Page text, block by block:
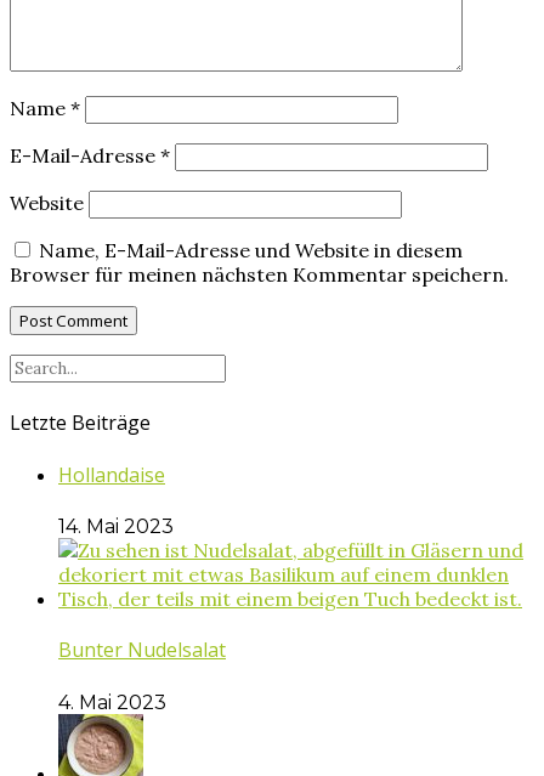
Name *
E-Mail-Adresse *
Website
Name, E-Mail-Adresse und Website in diesem
Browser für meinen nächsten Kommentar speichern.
Letzte Beiträge
Hollandaise
14. Mai 2023
Bunter Nudelsalat
4. Mai 2023